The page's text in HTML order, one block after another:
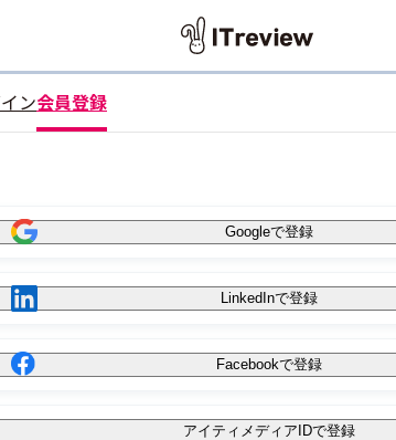
ン会員登録
Googleで登録
LinkedInで登録
Facebookで登録
アイティメディアIDで登録